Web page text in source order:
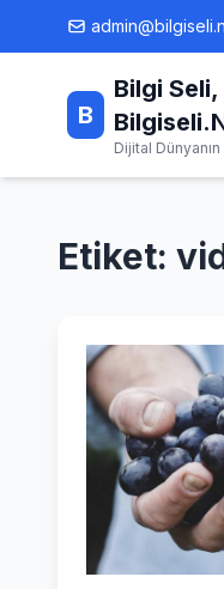
B
Bilgi Seli,
Dijital Dünyanın
Etiket: